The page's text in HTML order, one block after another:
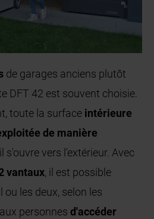
de garages anciens plutôt
DFT 42 est souvent choisie.
toute la surface intérieure
de manière
s'ouvre vers l'extérieur. Avec
vantaux, il est possible
ou les deux, selon les
personnesd'accéder